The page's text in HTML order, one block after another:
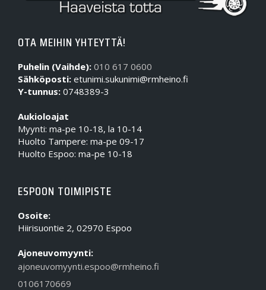
OTA MEIHIN YHTEYTTÄ!
Puhelin (Vaihde): 010 617 0600
Sähköposti: etunimi.sukunimi@rmheino.fi
Y-tunnus: 0748389-3
Aukioloajat
Myynti: ma-pe 10-18, la 10-14
Huolto Tampere: ma-pe 09-17
Huolto Espoo: ma-pe 10-18
ESPOON TOIMIPISTE
Osoite:
Hiirisuontie 2, 02970 Espoo
Ajoneuvomyynti:
ajoneuvomyynti.espoo@rmheino.fi
0106170669